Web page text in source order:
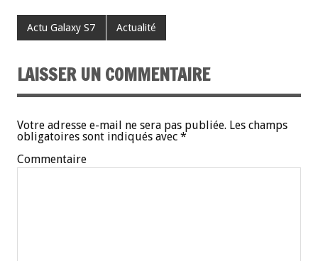
Actu Galaxy S7 Actualité
LAISSER UN COMMENTAIRE
Votre adresse e-mail ne sera pas publiée. Les champs
obligatoires sont indiqués avec *
Commentaire